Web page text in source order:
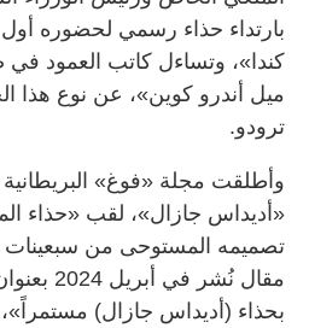
بارتداء حذاء رسمي لحضوره
كندا»، وتساءل كاتب العمود
ميل أندرو كوين»، عن نوع هذا
ترودو.
وأطلقت مجلة «فوغ»
«أديداس جازال»، لقب «حذاء
تصميمه المستوحى من
مقال نُشر
بحذاء (أديداس جازال)